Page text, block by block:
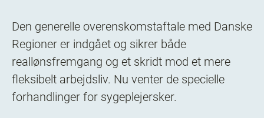
Den generelle overenskomstaftale med Danske
Regioner er indgået og sikrer både
reallønsfremgang og et skridt mod et mere
fleksibelt arbejdsliv. Nu venter de specielle
forhandlinger for sygeplejersker.